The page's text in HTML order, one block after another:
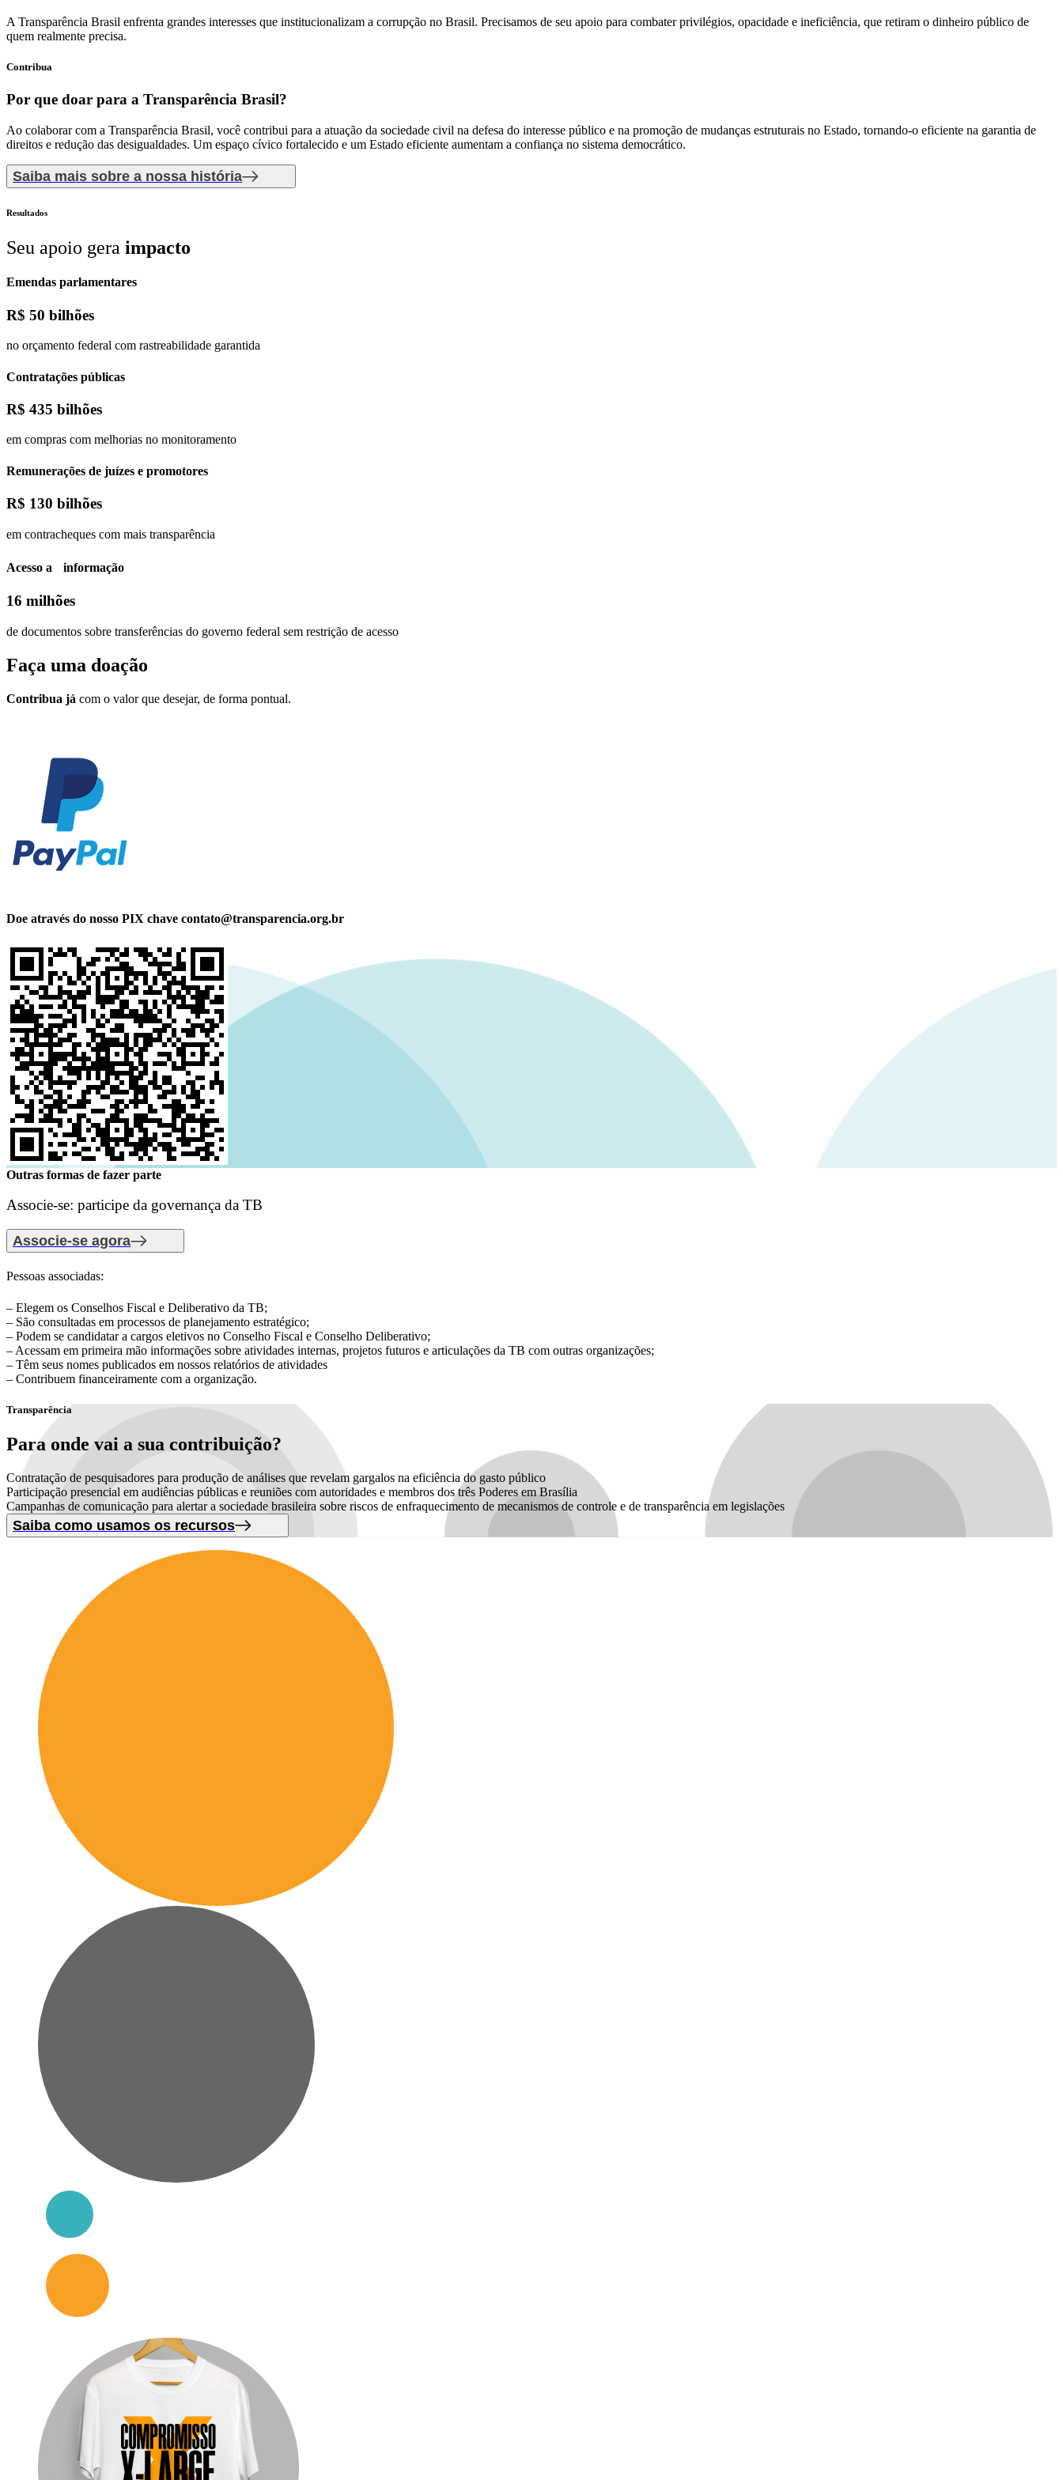
A Transparência Brasil enfrenta grandes interesses que institucionalizam a corrupção no Brasil. Precisamos de seu apoio para combater privilégios, opacidade e ineficiência, que retiram o dinheiro público de
quem realmente precisa.
Contribua
Por que doar para a Transparência Brasil?
Ao colaborar com a Transparência Brasil, você contribui para a atuação da sociedade civil na defesa do interesse público e na promoção de mudanças estruturais no Estado, tornando-o eficiente na garantia de
direitos e redução das desigualdades. Um espaço cívico fortalecido e um Estado eficiente aumentam a confiança no sistema democrático.
Saiba mais sobre a nossa história
Resultados
Seu apoio gera impacto
Emendas parlamentares
R$ 50 bilhões
no orçamento federal com rastreabilidade garantida
Contratações públicas
R$ 435 bilhões
em compras com melhorias no monitoramento
Remunerações de juízes e promotores
R$ 130 bilhões
em contracheques com mais transparência
Acesso a informação
16 milhões
de documentos sobre transferências do governo federal sem restrição de acesso
Faça uma doação
Contribua já com o valor que desejar, de forma pontual.
Doe através do nosso PIX chave contato@transparencia.org.br
Outras formas de fazer parte
Associe-se: participe da governança da TB
Associe-se agora
Pessoas associadas:
– Elegem os Conselhos Fiscal e Deliberativo da TB;
– São consultadas em processos de planejamento estratégico;
– Podem se candidatar a cargos eletivos no Conselho Fiscal e Conselho Deliberativo;
– Acessam em primeira mão informações sobre atividades internas, projetos futuros e articulações da TB com outras organizações;
– Têm seus nomes publicados em nossos relatórios de atividades
– Contribuem financeiramente com a organização.
Transparência
Para onde vai a sua contribuição?
Contratação de pesquisadores para produção de análises que revelam gargalos na eficiência do gasto público
Participação presencial em audiências públicas e reuniões com autoridades e membros dos três Poderes em Brasília
Campanhas de comunicação para alertar a sociedade brasileira sobre riscos de enfraquecimento de mecanismos de controle e de transparência em legislações
Saiba como usamos os recursos